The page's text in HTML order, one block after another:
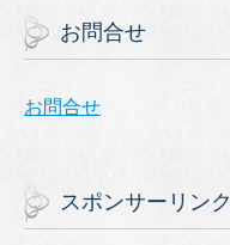
お問合せ
お問合せ
スポンサーリンク